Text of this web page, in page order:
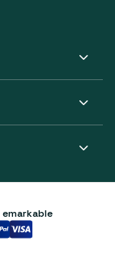
emarkable